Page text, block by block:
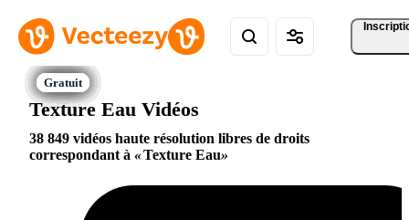
Texture Eau Vidéos
38 849 vidéos haute résolution libres de droits
correspondant à
Texture Eau